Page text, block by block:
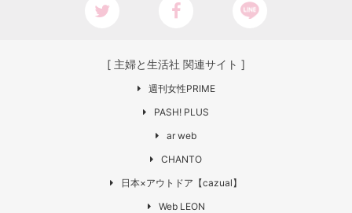
[ 主婦と生活社 関連サイト ]
週刊女性PRIME
PASH! PLUS
ar web
CHANTO
日本×アウトドア【cazual】
Web LEON